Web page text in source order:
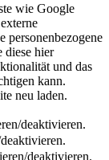
wie Google
personenbezogene
diese hier
und das
kann.
neu laden.
deaktivieren.
deaktivieren.